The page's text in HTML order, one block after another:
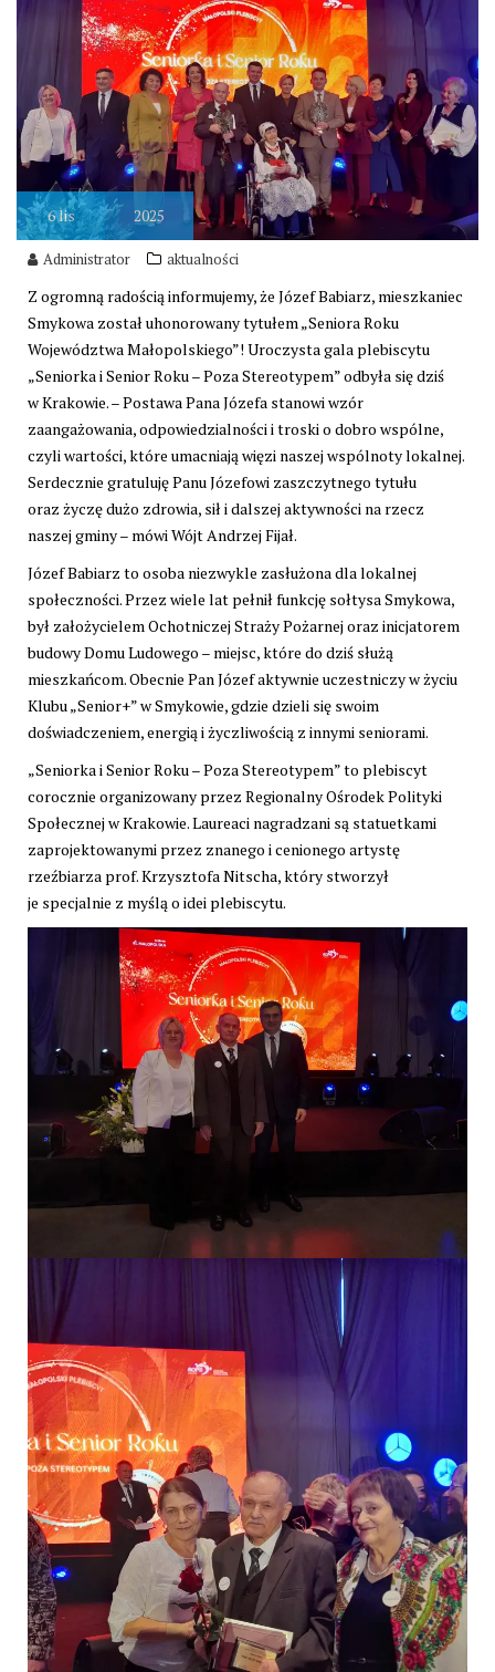
6lis 2025
Administrator aktualności
Z ogromną radością informujemy, że Józef Babiarz, mieszkaniec
Smykowa został uhonorowany tytułem „Seniora Roku
Województwa Małopolskiego”! Uroczysta gala plebiscytu
„Seniorka i Senior Roku – Poza Stereotypem” odbyła się dziś
w Krakowie. – Postawa Pana Józefa stanowi wzór
zaangażowania, odpowiedzialności i troski o dobro wspólne,
czyli wartości, które umacniają więzi naszej wspólnoty lokalnej.
Serdecznie gratuluję Panu Józefowi zaszczytnego tytułu
oraz życzę dużo zdrowia, sił i dalszej aktywności na rzecz
naszej gminy – mówi Wójt Andrzej Fijał.
Józef Babiarz to osoba niezwykle zasłużona dla lokalnej
społeczności. Przez wiele lat pełnił funkcję sołtysa Smykowa,
był założycielem Ochotniczej Straży Pożarnej oraz inicjatorem
budowy Domu Ludowego – miejsc, które do dziś służą
mieszkańcom. Obecnie Pan Józef aktywnie uczestniczy w życiu
Klubu „Senior+” w Smykowie, gdzie dzieli się swoim
doświadczeniem, energią i życzliwością z innymi seniorami.
„Seniorka i Senior Roku – Poza Stereotypem” to plebiscyt
corocznie organizowany przez Regionalny Ośrodek Polityki
Społecznej w Krakowie. Laureaci nagradzani są statuetkami
zaprojektowanymi przez znanego i cenionego artystę
rzeźbiarza prof. Krzysztofa Nitscha, który stworzył
je specjalnie z myślą o idei plebiscytu.